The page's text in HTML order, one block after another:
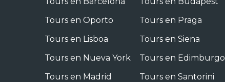
Tours en Oporto
Tours en Lisboa
Tours en Nueva York
Tours en Madrid
Tours en Praga
Tours en Siena
Tours en Edimburgo
Tours en Santorini